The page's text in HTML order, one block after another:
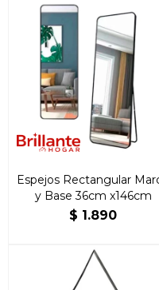
Espejos Rectangular
y Base 36cm x146cm
$ 1.890